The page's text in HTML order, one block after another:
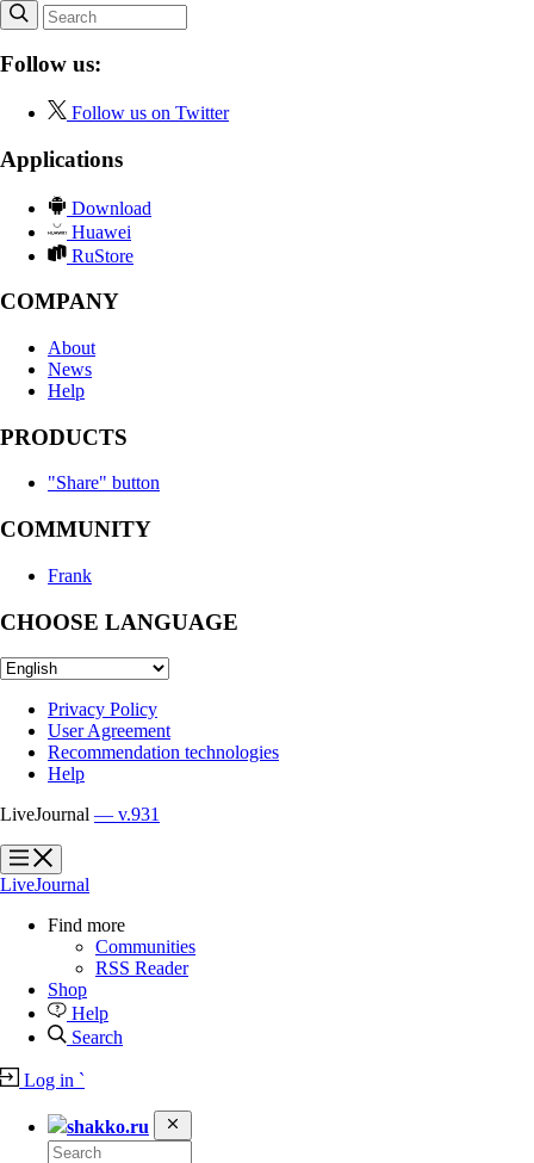
Follow us:
Follow us on Twitter
Applications
Download
Huawei
RuStore
COMPANY
About
News
Help
PRODUCTS
"Share" button
COMMUNITY
Frank
CHOOSE LANGUAGE
Privacy Policy
User Agreement
Recommendation technologies
Help
LiveJournal — v.931
?
?
LiveJournal
Find more
Communities
RSS Reader
Shop
Help
Search
Log in `
shakko.ru